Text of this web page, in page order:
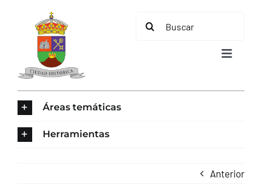
contenido
Buscar:
Toggle
Áreas temáticas
Herramientas
Anterior